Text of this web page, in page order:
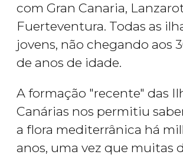
com Gran Canaria,
Fuerteventura. Todas as
jovens, não chegando aos
de anos de idade.
A formação "recente" das
Canárias nos permitiu
a flora mediterrânica há
anos, uma vez que muitas